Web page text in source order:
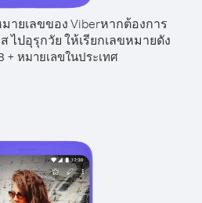
ายเลขของ Viberหากต้องการ
ไปอุรุกวัย ให้เรียกเลขหมายดัง
+ หมายเลขในประเทศ